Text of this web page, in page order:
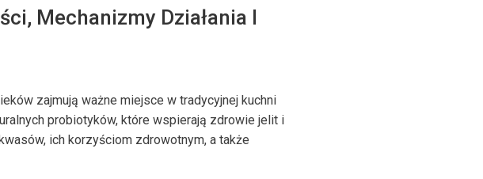
Mechanizmy Działania I
zajmują ważne miejsce w tradycyjnej kuchni
probiotyków, które wspierają zdrowie jelit i
ich korzyściom zdrowotnym, a także